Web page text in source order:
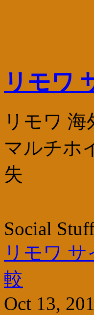
リモワ
リモワ
マルチホ
失
Social
リモワ
較
Oct 13,